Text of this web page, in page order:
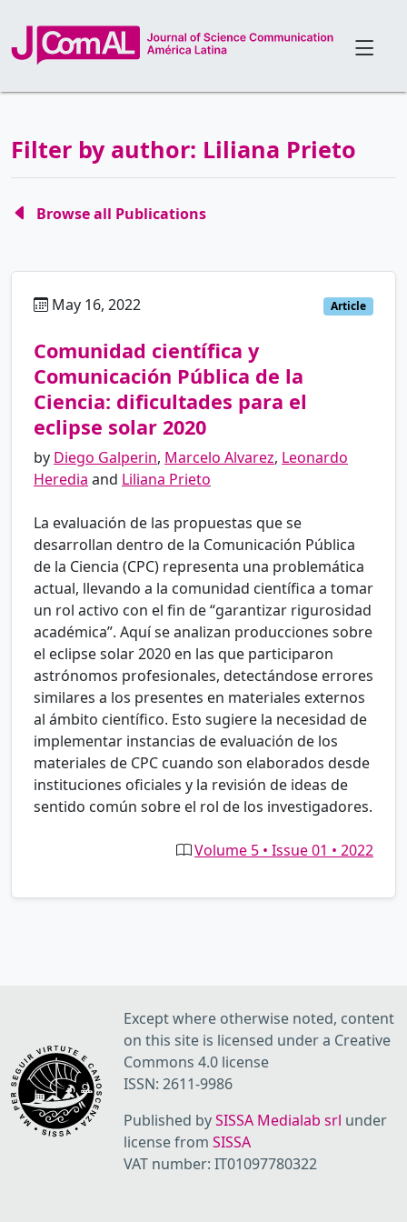
Filter by author: Liliana Prieto
Browse all Publications
May 16, 2022 Article
Comunidad científica y
Comunicación Pública de la
Ciencia: dificultades para el
eclipse solar 2020
by Diego Galperin, Marcelo Alvarez, Leonardo
Heredia and Liliana Prieto
La evaluación de las propuestas que se
desarrollan dentro de la Comunicación Pública
de la Ciencia (CPC) representa una problemática
actual, llevando a la comunidad científica a tomar
un rol activo con el fin de “garantizar rigurosidad
académica”. Aquí se analizan producciones sobre
el eclipse solar 2020 en las que participaron
astrónomos profesionales, detectándose errores
similares a los presentes en materiales externos
al ámbito científico. Esto sugiere la necesidad de
implementar instancias de evaluación de los
materiales de CPC cuando son elaborados desde
instituciones oficiales y la revisión de ideas de
sentido común sobre el rol de los investigadores.
Volume 5 • Issue 01 • 2022
Except where otherwise noted, content
on this site is licensed under a Creative
Commons 4.0 license
ISSN: 2611-9986
Published bySISSA Medialab srl under
license from SISSA
VAT number: IT01097780322